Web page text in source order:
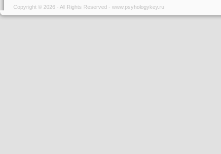
Copyright © 2026 - All Rights Reserved - www.psyhologykey.ru